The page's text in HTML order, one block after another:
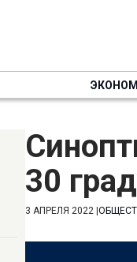
30
3 АПРЕЛЯ 2022